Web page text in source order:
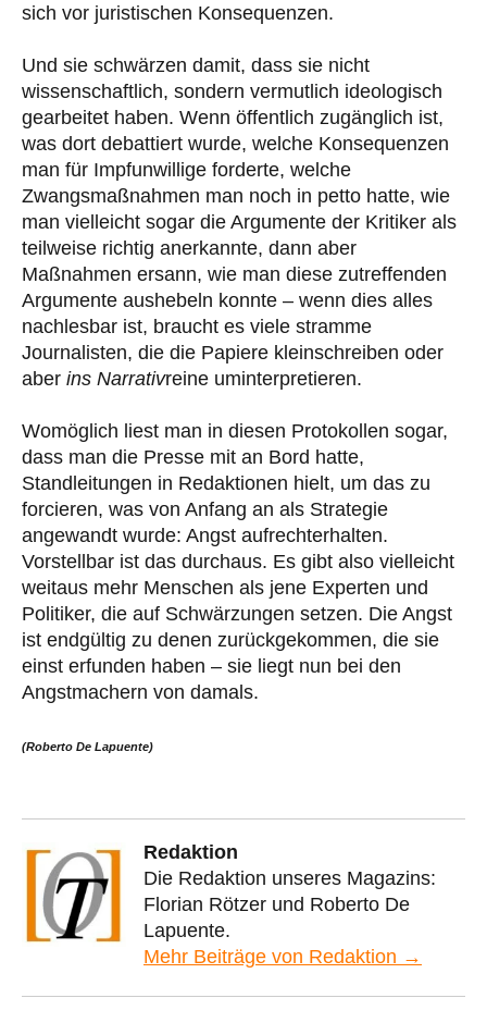
sich vor juristischen Konsequenzen.
Und sie schwärzen damit, dass sie nicht
wissenschaftlich, sondern vermutlich ideologisch
gearbeitet haben. Wenn öffentlich zugänglich ist,
was dort debattiert wurde, welche Konsequenzen
man für Impfunwillige forderte, welche
Zwangsmaßnahmen man noch in petto hatte, wie
man vielleicht sogar die Argumente der Kritiker als
teilweise richtig anerkannte, dann aber
Maßnahmen ersann, wie man diese zutreffenden
Argumente aushebeln konnte – wenn dies alles
nachlesbar ist, braucht es viele stramme
Journalisten, die die Papiere kleinschreiben oder
aber ins Narrativreine uminterpretieren.
Womöglich liest man in diesen Protokollen sogar,
dass man die Presse mit an Bord hatte,
Standleitungen in Redaktionen hielt, um das zu
forcieren, was von Anfang an als Strategie
angewandt wurde: Angst aufrechterhalten.
Vorstellbar ist das durchaus. Es gibt also vielleicht
weitaus mehr Menschen als jene Experten und
Politiker, die auf Schwärzungen setzen. Die Angst
ist endgültig zu denen zurückgekommen, die sie
einst erfunden haben – sie liegt nun bei den
Angstmachern von damals.
(Roberto De Lapuente)
Redaktion
Die Redaktion unseres Magazins:
Florian Rötzer und Roberto De
Lapuente.
Mehr Beiträge von Redaktion →